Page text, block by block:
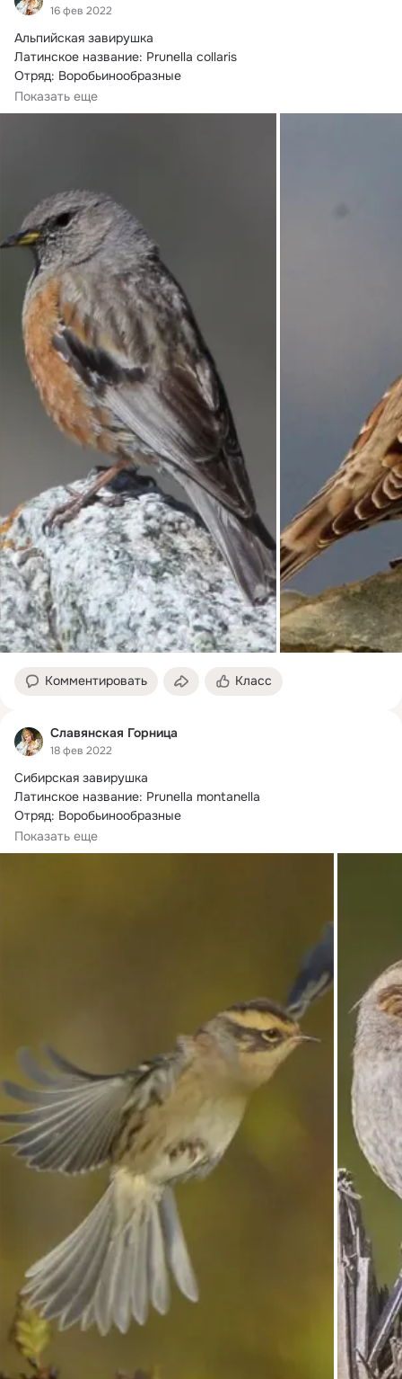
16 фев 2022
Альпийская завирушка
Латинское название: Prunella collaris
Отряд: Воробьинообразные
Семейство: Завирушковые
Облик и поведение
Показать еще
Комментировать Класс
Славянская Горница
18 фев 2022
Сибирская завирушка
Латинское название: Prunella montanella
Отряд: Воробьинообразные
Семейство: Завирушковые
Облик и поведение
Показать еще